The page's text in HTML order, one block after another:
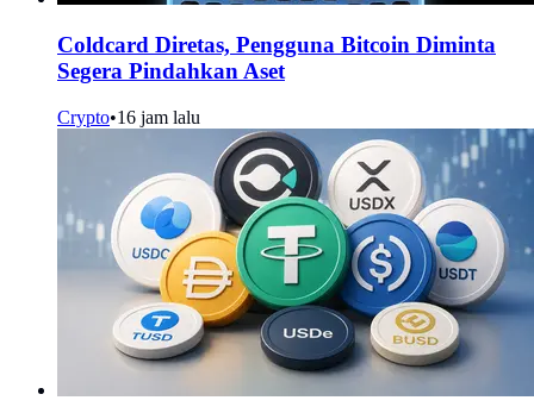
Coldcard Diretas, Pengguna Bitcoin Diminta
Segera Pindahkan Aset
Crypto•16 jam lalu